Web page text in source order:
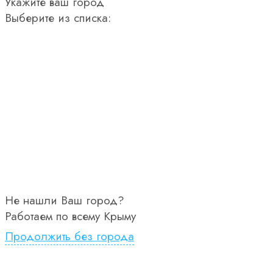
Выберите из списка:
Не нашли Ваш город?
Работаем по всему Крыму
Продолжить без города